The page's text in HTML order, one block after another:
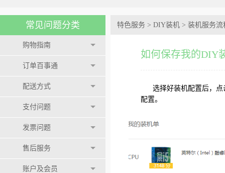
常见问题分类
购物指南
订单百事通
配送方式
支付问题
发票问题
售后服务
账户及会员
特色服务 > DIY装机 > 装机服务流
如何保存我的DIY
选择好装机配置后，点
配置。